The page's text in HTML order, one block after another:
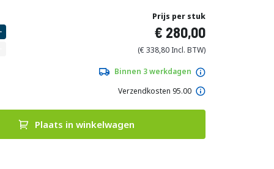
Prijs per stuk
280,00
338,80
Binnen 3 werkdagen
Verzendkosten 95.00
Plaats in winkelwagen